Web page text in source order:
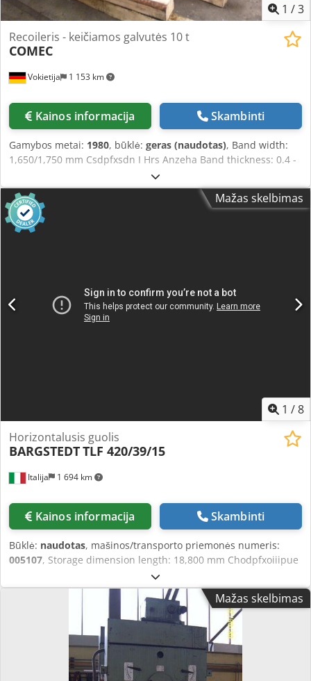
1 /3
Vokietija 1 153 km
Recoileris - keičiamos galvutės 10 t
COMEC
Kainos informacija Skambinti
Gamybos metai: 1980, būklė: geras (naudotas), Band width:
1,650/1,750 mm Csdpfxsdn I Hrs Anzeha Band thickness: 0.4 -
3 mm Coil weight: 10 t Interchangeable mandrels, Ø:
304/406/610 mm
Mažas skelbimas
1 /8
Italija 1 694 km
Horizontalusis guolis
BARGSTEDTTLF 420/39/15
Kainos informacija Skambinti
Būklė: naudotas, mašinos/transporto priemonės numeris:
005107, Storage dimension length: 18,800 mm Chodpfxoiiipue
Anzoa Storage dimension width: 15,000 mm
Mažas skelbimas